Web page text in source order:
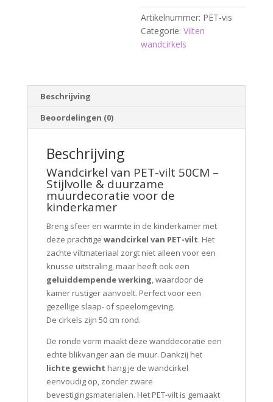
Artikelnummer: PET-vis
Categorie:Vilten
wandcirkels
Beschrijving
Beoordelingen (0)
Beschrijving
Wandcirkel van PET-vilt 50CM –
Stijlvolle & duurzame
muurdecoratie voor de
kinderkamer
Breng sfeer en warmte in de kinderkamer met
deze prachtige wandcirkel van PET-vilt. Het
zachte viltmateriaal zorgt niet alleen voor een
knusse uitstraling, maar heeft ook een
geluiddempende werking, waardoor de
kamer rustiger aanvoelt. Perfect voor een
gezellige slaap- of speelomgeving.
De cirkels zijn 50 cm rond.
De ronde vorm maakt deze wanddecoratie een
echte blikvanger aan de muur. Dankzij het
lichte gewicht hang je de wandcirkel
eenvoudig op, zonder zware
bevestigingsmaterialen. Het PET-vilt is gemaakt